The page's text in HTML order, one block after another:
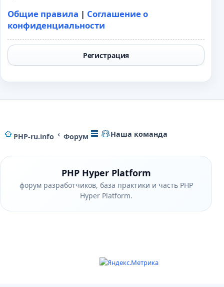
Общие правила | Соглашение о
конфиденциальности
Регистрация
PHP-ru.info Форум Наша команда
PHP Hyper Platform
форум разработчиков, база практики и часть PHP
Hyper Platform.